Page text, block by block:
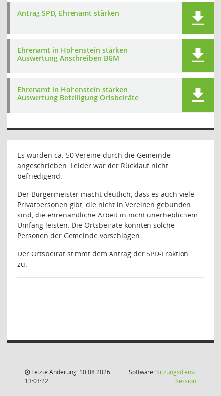
Antrag SPD, Ehrenamt stärken
Ehrenamt in Hohenstein stärken
Auswertung Anschreiben BGM
Ehrenamt in Hohenstein stärken
Auswertung Beteiligung Ortsbeiräte
Es wurden ca. 50 Vereine durch die Gemeinde
angeschrieben. Leider war der Rücklauf nicht
befriedigend.
Der Bürgermeister macht deutlich, dass es auch viele
Privatpersonen gibt, die nicht in Vereinen gebunden
sind, die ehrenamtliche Arbeit in nicht unerheblichem
Umfang leisten. Die Ortsbeiräte könnten solche
Personen der Gemeinde vorschlagen.
Der Ortsbeirat stimmt dem Antrag der SPD-Fraktion
zu.
Letzte Änderung: 10.08.2026
13:03:22
Software:Sitzungsdienst
Session(Wird in